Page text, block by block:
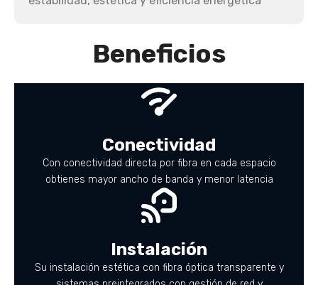
Beneficios
Conectividad
Con conectividad directa por fibra en cada espacio
obtienes mayor ancho de banda y menor latencia
Instalación
Su instalación estética con fibra óptica transparente y